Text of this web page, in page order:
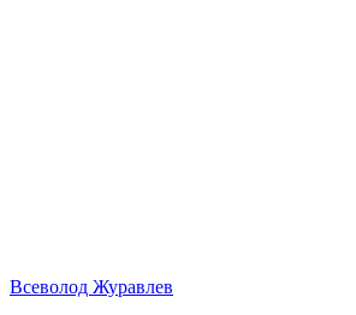
Всеволод Журавлев